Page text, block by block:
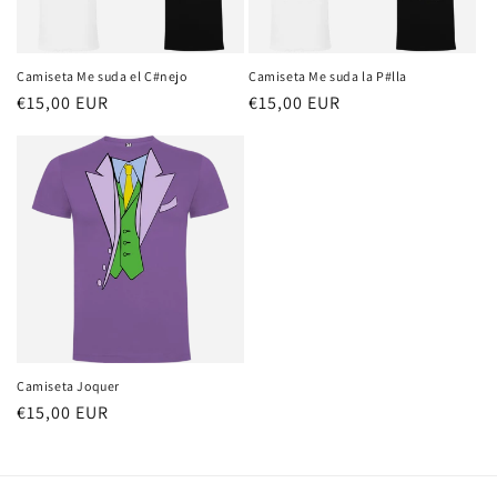
Camiseta Me suda el C#nejo
Precio
€15,00 EUR
Camiseta Me suda la P#lla
Precio
€15,00 EUR
Camiseta Joquer
Precio
€15,00 EUR